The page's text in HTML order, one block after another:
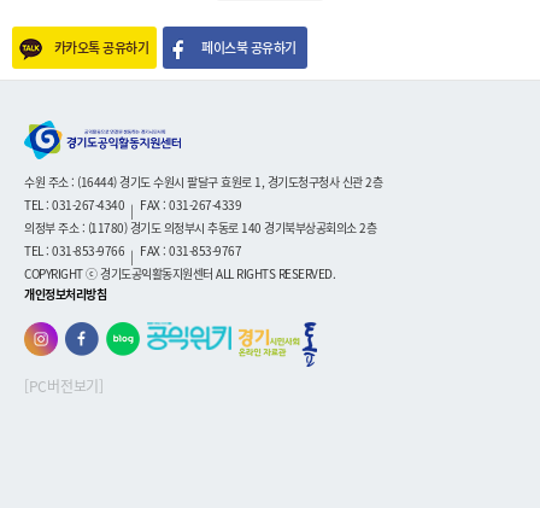
카카오톡 공유하기 페이스북 공유하기
수원 주소 : (16444) 경기도 수원시 팔달구 효원로 1, 경기도청구청사 신관 2층
TEL : 031-267-4340 | FAX : 031-267-4339
의정부 주소 : (11780) 경기도 의정부시 추동로 140 경기북부상공회의소 2층
TEL : 031-853-9766 | FAX : 031-853-9767
COPYRIGHT ⓒ 경기도공익활동지원센터 ALL RIGHTS RESERVED.
개인정보처리방침
[PC버전보기]